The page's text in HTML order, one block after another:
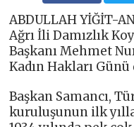
ABDULLAH YİĞİT-
Ağrı İli Damızlık
Başkanı Mehmet
Kadın Hakları Günü
Başkan Samancı,
kuruluşunun ilk